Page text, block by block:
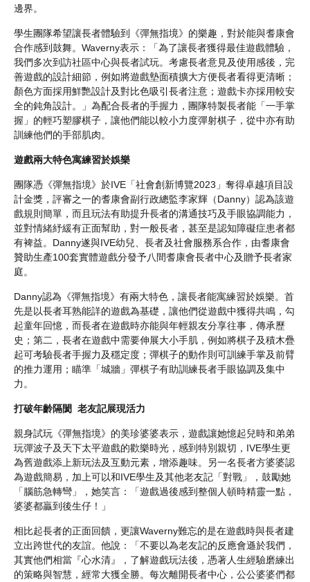
邊界。
學生團隊希望讓長者體驗到《彈無指境》的樂趣，對於能與耆康會
合作感到鼓舞。Waverny表示：「為了讓長者獲得最佳遊戲體驗，
我們多次到訪社區中心與長者試玩。考慮長者意見及使用感後，完
善遊戲的設計細節，例如將遊戲墊面積擴大方便長者看得更清晰；
顏色方面採用鮮艷設計及對比色吸引長者注意；遊戲卡亦採用較安
全的鈍角設計。」為配合長者的手握力，團隊特製長者能「一手掌
握」的輕巧塑膠棋子，讓他們能以較小力度彈射棋子，從中亦有助
訓練他們的手部肌肉。
遊戲兩大特色寓練習於娛樂
團隊憑《彈無指境》於IVE「社會創新博覽2023」奪得卓越項目設
計金獎，評審之一的耆康會副行政總監李家輝（Danny）認為該遊
戲規則簡單，而且玩法有助提升長者的溝通技巧及手眼協調能力，
並對情緒紓緩有正面幫助，對一般長者，甚至是認知障礙症患者都
有裨益。Danny遂與IVE幼兒、長者及社會服務系合作，由耆康會
贊助生產100套實體遊戲分發予八間耆康會長者中心及贈予長者家
庭。
Danny認為《彈無指境》有兩大特色，讓長者能寓練習於娛樂。首
先是以長者耳熟能詳的遊戲為基礎，讓他們從遊戲中獲得共鳴，勾
起童年回憶，而長者在遊戲時亦能與年輕親友分享往事，傳承歷
史；第二，長者在遊戲中需要伸展大小手肌，例如將棋子及積木疊
起可考驗長者手握力及穩定度；彈棋子的動作則可訓練手掌及前臂
的推力運用；瞄準「城牆」彈棋子有助訓練長者手眼協調及集中
力。
打破年齡隔閡 老友記展現活力
親身試玩《彈無指境》的美珍婆婆表示，遊戲讓她憶起兒時和弟弟
玩彈波子及天下太平遊戲的歡樂時光，感到特別親切，IVE學生更
為舊遊戲添上新玩法及互動元素，增添趣味。另一名長者方婆婆認
為遊戲簡易，加上可以和IVE學生及其他老友記「對戰」，鼓勵她
「腦筋急轉彎」，她笑言：「遊戲過後感到整個人頓時精靈一點，
婆婆都贏到後生仔！」
相比起長者的正面回饋，更讓Waverny難忘的是在遊戲時與長者建
立出跨世代的友誼。他說：「不要以為老友記的反應會遜於我們，
其實他們相當『心水清』，了解遊戲玩法後，憑著人生經驗磨練出
的策略與智慧，經常大獲全勝。每次離開長者中心，公公婆婆們都